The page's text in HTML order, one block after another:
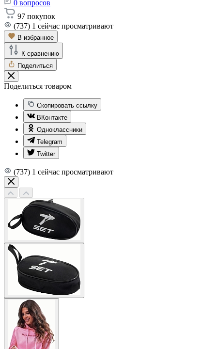
0 вопросов
97 покупок
(737) 1 сейчас просматривают
В избранное
К сравнению
Поделиться
Поделиться товаром
Скопировать ссылку
ВКонтакте
Одноклассники
Telegram
Twitter
(737) 1 сейчас просматривают